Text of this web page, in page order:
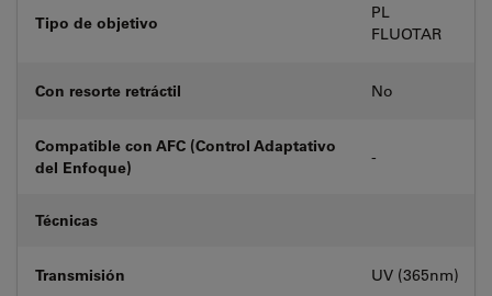
Tipo de objetivo
PL
FLUOTAR
Con resorte retráctil No
Compatible con AFC (Control Adaptativo
del Enfoque)
-
Técnicas
Transmisión UV (365nm)